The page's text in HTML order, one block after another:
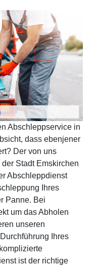
Abschleppservice in
dass ebenjener
Der von uns
Stadt Emskirchen
Abschleppdienst
Ihres
Panne. Bei
um das Abholen
unseren
Ihres
ist der richtige